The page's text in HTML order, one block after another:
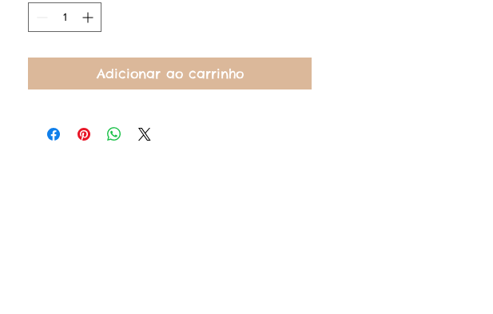
Adicionar ao carrinho